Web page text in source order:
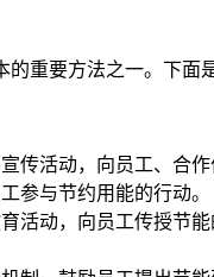
重要方法之一。下面
传活动，向员工、合
参与节约用能的行动。
活动，向员工传授节